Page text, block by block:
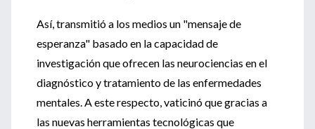
Así, transmitió a los medios un "mensaje de
esperanza" basado en la capacidad de
investigación que ofrecen las neurociencias en el
diagnóstico y tratamiento de las enfermedades
mentales. A este respecto, vaticinó que gracias a
las nuevas herramientas tecnológicas que